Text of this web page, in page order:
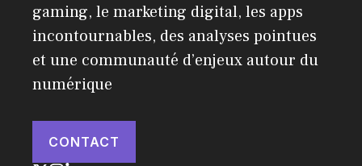
gaming, le marketing digital, les apps
incontournables, des analyses pointues
et une communauté d’enjeux autour du
numérique
CONTACT